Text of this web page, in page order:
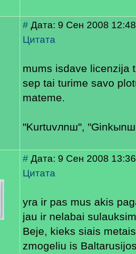
# Дата: 9 Сен 2008 12:48
Цитата
mums isdave licenzija
sep tai turime savo
mateme.
"Kurtuvлnш",
# Дата: 9 Сен 2008 13:36
Цитата
yra ir pas mus akis
jau ir nelabai
Beje, kieks siais
zmogeliu is